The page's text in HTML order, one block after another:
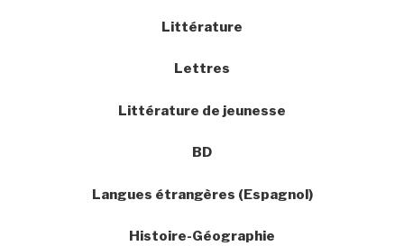
Littérature
Lettres
Littérature de jeunesse
BD
Langues étrangères (Espagnol)
Histoire-Géographie